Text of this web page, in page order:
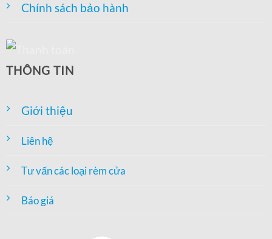
Chính sách bảo hành
THÔNG TIN
Giới thiệu
Liên hệ
Tư vấn các loại rèm cửa
Báo giá